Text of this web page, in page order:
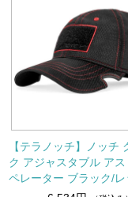
【テラノッチ】ノッチ
ク アジャスタブル ア
ペレーター ブラック/レ